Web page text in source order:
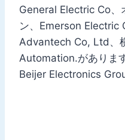
General Electric Co、
ン、Emerson Electric
Advantech Co, Ltd、
Automation.があります
Beijer Electronics